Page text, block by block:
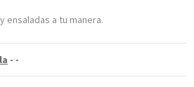
ensaladas a tu manera.
- -